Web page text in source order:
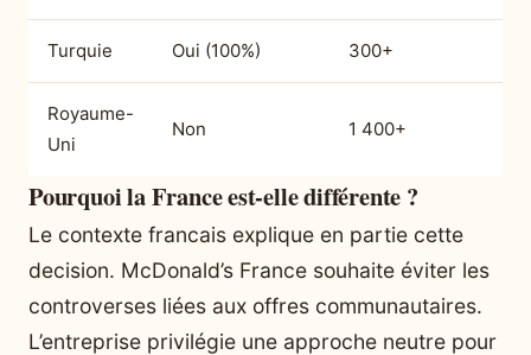
Turquie Oui (100%) 300+
Royaume-
Uni
Non 1 400+
Pourquoi la France est-elle différente ?
Le contexte francais explique en partie cette
decision. McDonald’s France souhaite éviter les
controverses liées aux offres communautaires.
L’entreprise privilégie une approche neutre pour